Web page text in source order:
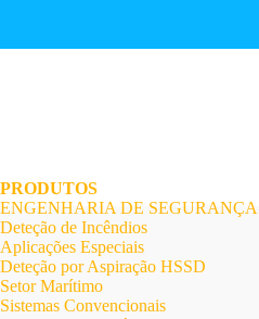
PRODUTOS
ENGENHARIA DE SEGURANÇA
Deteção de Incêndios
Aplicações Especiais
Deteção por Aspiração HSSD
Setor Marítimo
Sistemas Convencionais